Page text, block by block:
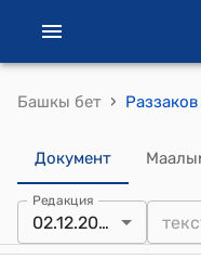
Башкы бет ›
Документ
Редакция
02.12.2022